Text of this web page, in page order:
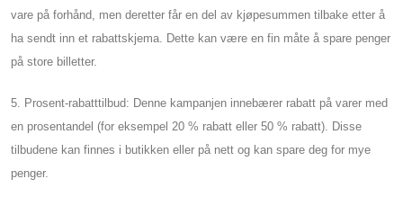
vare på forhånd, men deretter får en del av kjøpesummen tilbake etter å
ha sendt inn et rabattskjema. Dette kan være en fin måte å spare penger
på store billetter.
5. Prosent-rabatttilbud: Denne kampanjen innebærer rabatt på varer med
en prosentandel (for eksempel 20 % rabatt eller 50 % rabatt). Disse
tilbudene kan finnes i butikken eller på nett og kan spare deg for mye
penger.